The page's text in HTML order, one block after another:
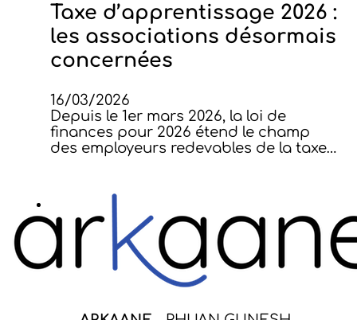
Taxe d’apprentissage 2026 :
les associations désormais
concernées
16/03/2026
Depuis le 1er mars 2026, la loi de
finances pour 2026 étend le champ
des employeurs redevables de la taxe…